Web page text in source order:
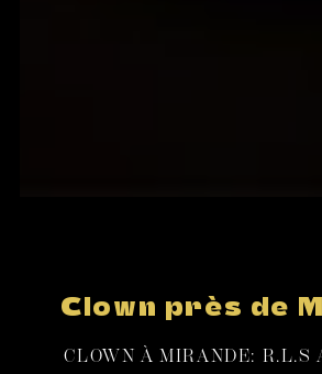
Clown près de
CLOWN À MIRANDE: R.L.S